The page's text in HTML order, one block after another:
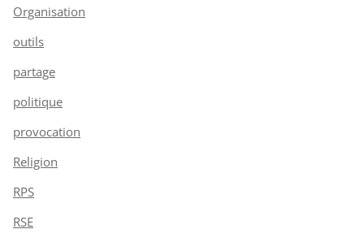
Organisation
outils
partage
politique
provocation
Religion
RPS
RSE